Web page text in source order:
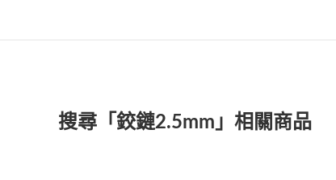
搜尋「鉸鏈2.5mm」相關商品